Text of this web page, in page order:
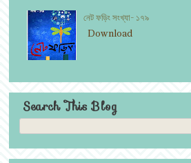
নেট ফড়িং সংখ্যা- ১৭৯
Download
Search This Blog